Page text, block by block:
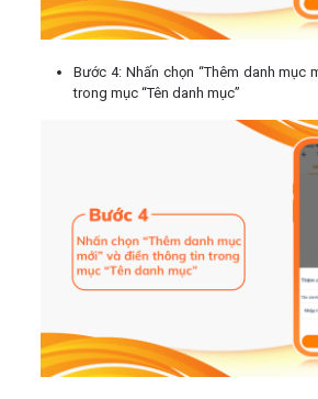
Bước 4: Nhấn chọn “Thêm danh mục
trong mục “Tên danh mục”